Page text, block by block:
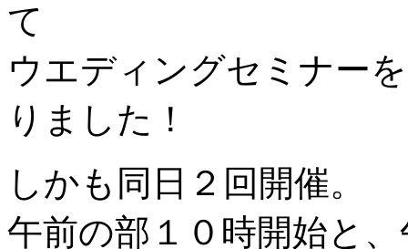
て
ウエディングセミナー
りました！
しかも同日２回開催。
午前の部１０時開始と